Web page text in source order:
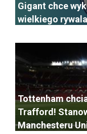
Gigant chce
wielkiego
Tottenham
Trafford!
Manchesteru